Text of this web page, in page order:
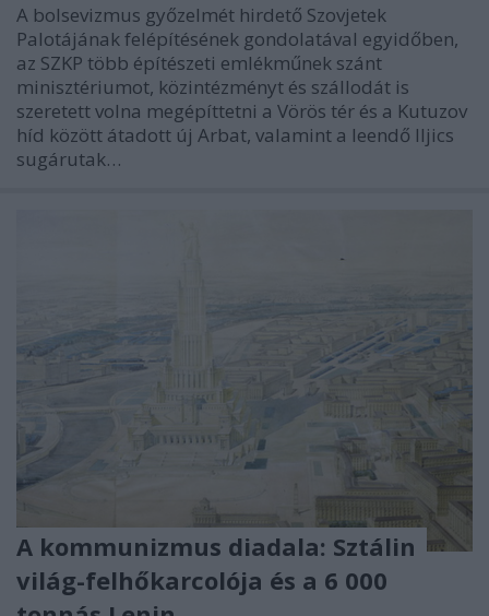
A bolsevizmus győzelmét hirdető Szovjetek
Palotájának felépítésének gondolatával egyidőben,
az SZKP több építészeti emlékműnek szánt
minisztériumot, közintézményt és szállodát is
szeretett volna megépíttetni a Vörös tér és a Kutuzov
híd között átadott új Arbat, valamint a leendő Iljics
sugárutak…
A kommunizmus diadala: Sztálin
világ-felhőkarcolója és a 6 000